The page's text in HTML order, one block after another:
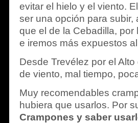
evitar el hielo y el viento.
ser una opción para
que el de la Cebadilla,
e iremos más expuestos
Desde Trevélez por el
de viento, mal tiempo,
Muy recomendables
hubiera que usarlos. Por
Crampones y saber